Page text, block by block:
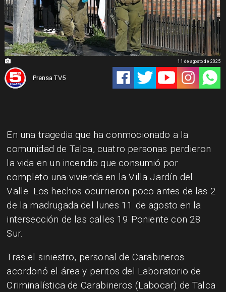
Prensa TV5
11 de agosto de 2025
En una tragedia que ha conmocionado a la
comunidad de Talca, cuatro personas perdieron
la vida en un incendio que consumió por
completo una vivienda en la Villa Jardín del
Valle. Los hechos ocurrieron poco antes de las 2
de la madrugada del lunes 11 de agosto en la
intersección de las calles 19 Poniente con 28
Sur.
Tras el siniestro, personal de Carabineros
acordonó el área y peritos del Laboratorio de
Criminalística de Carabineros (Labocar) de Talca